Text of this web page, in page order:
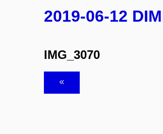
2019-06-12
IMG_3070